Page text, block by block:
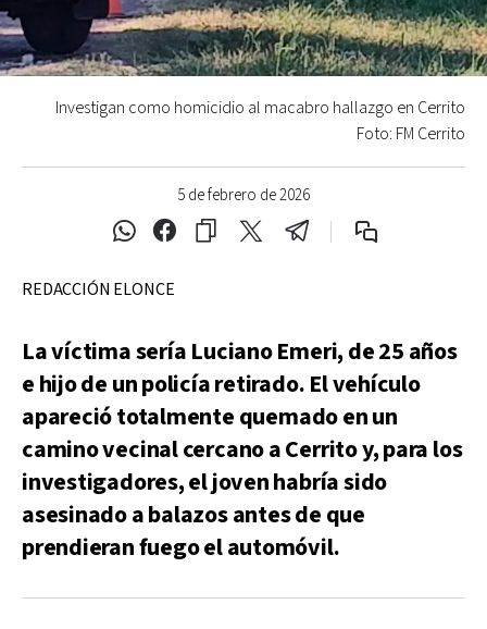
5 de febrero de 2026
Investigan como homicidio al macabro hallazgo en Cerrito
Foto: FM Cerrito
REDACCIÓN ELONCE
La víctima sería Luciano Emeri, de 25 años
e hijo de un policía retirado. El vehículo
apareció totalmente quemado en un
camino vecinal cercano a Cerrito y, para los
investigadores, el joven habría sido
asesinado a balazos antes de que
prendieran fuego el automóvil.